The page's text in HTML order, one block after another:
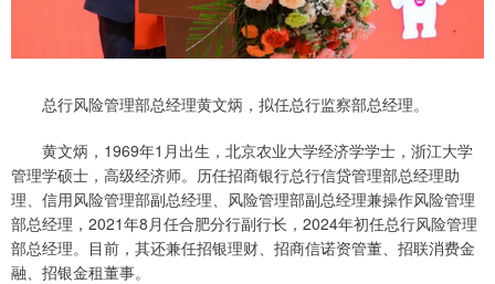
总行风险管理部总经理黄文炳，拟任总行监察部总经理。
黄文炳，1969年1月出生，北京农业大学经济学学士，浙江大学
管理学硕士，高级经济师。历任招商银行总行信贷管理部总经理助
理、信用风险管理部副总经理、风险管理部副总经理兼操作风险管理
部总经理，2021年8月任合肥分行副行长，2024年初任总行风险管理
部总经理。目前，其还兼任招银理财、招商信诺资管董、招联消费金
融、招银金租董事。